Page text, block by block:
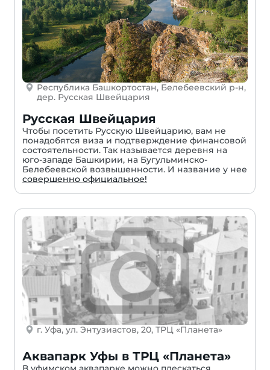
Республика Башкортостан, Белебеевский р-н,
дер. Русская Швейцария
Русская Швейцария
Чтобы посетить Русскую Швейцарию, вам не
понадобятся виза и подтверждение финансовой
состоятельности. Так называется деревня на
юго-западе Башкирии, на Бугульминско-
Белебеевской возвышенности. И название у нее
совершенно официальное!
г. Уфа, ул. Энтузиастов, 20, ТРЦ «Планета»
Аквапарк Уфы в ТРЦ «Планета»